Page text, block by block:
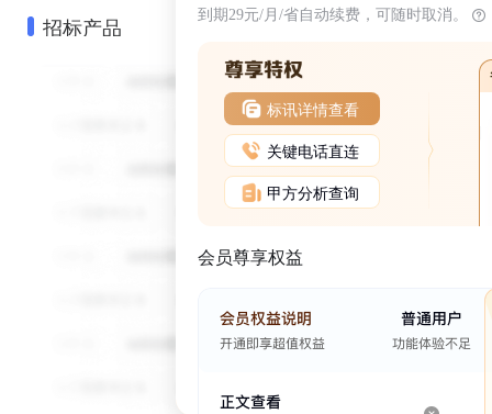
招标产品 到期29元/月/省自动续费，可随时取消。
标讯详情查看
关键电话直连
甲方分析查询
会员尊享权益